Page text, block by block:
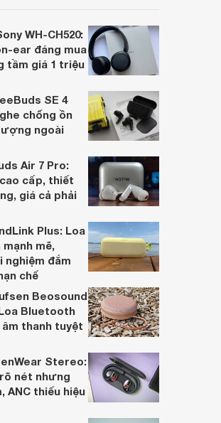
cầu và sở thích cá nhân. Cả
phẩm chất lượng cao,
tới đối tượng khách hàng
WH-CH520:
ear đáng mua
tầm giá 1 triệu
SE 4
chống ồn
ngoài
Air 7 Pro:
cấp, thiết
giá cả phải
Plus: Loa
mẽ,
nghiệm đắm
chế
Beosound
Bluetooth
thanh tuyệt
Stereo:
nét nhưng
ANC thiếu hiệu